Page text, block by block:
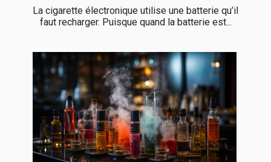
La cigarette électronique utilise une batterie qu’il
faut recharger. Puisque quand la batterie est...